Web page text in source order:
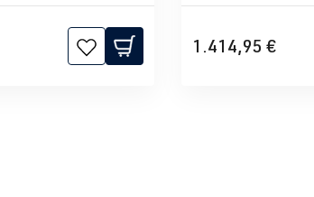
1.414,95 €